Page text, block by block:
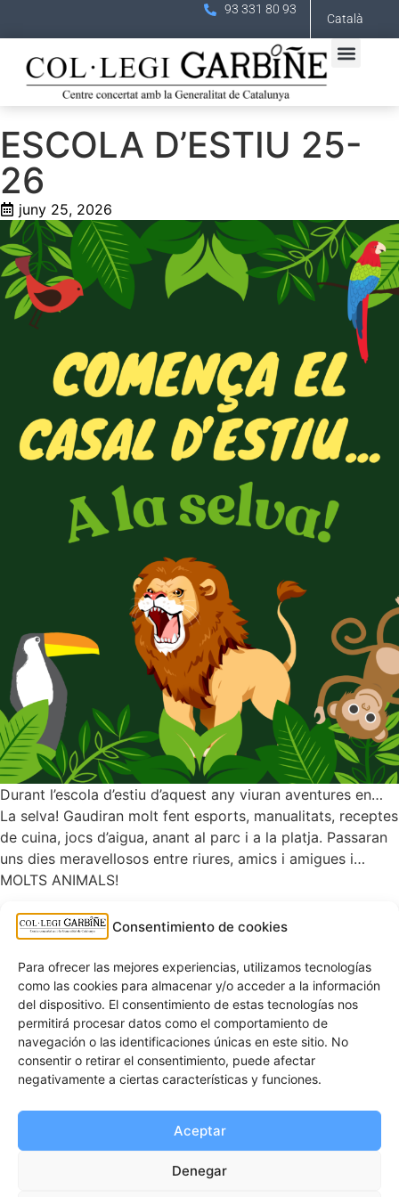
Consentimiento de cookies
Para ofrecer las mejores experiencias, utilizamos tecnologías
como las cookies para almacenar y/o acceder a la información
del dispositivo. El consentimiento de estas tecnologías nos
permitirá procesar datos como el comportamiento de
navegación o las identificaciones únicas en este sitio. No
consentir o retirar el consentimiento, puede afectar
negativamente a ciertas características y funciones.
Aceptar
Denegar
Català
93 331 80 93
ESCOLA D’ESTIU 25-
26
juny 25, 2026
Durant l’escola d’estiu d’aquest any viuran aventures en…
La selva! Gaudiran molt fent esports, manualitats, receptes
de cuina, jocs d’aigua, anant al parc i a la platja. Passaran
uns dies meravellosos entre riures, amics i amigues i…
MOLTS ANIMALS!
Altres notícies
ESCOLA D’ESTIU 25-26
25 de juny de 2026
BONES VACANCES D’ESTIU!
25 de juny de 2026
FESTA FINAL DE L’ÚLTIM DIA DE CURS
25 de juny de 2026
7 d'abril de 2026
SORTIDA CULTURAL DE 1R I 2N ALS BOMBERS
7 d'abril de 2026